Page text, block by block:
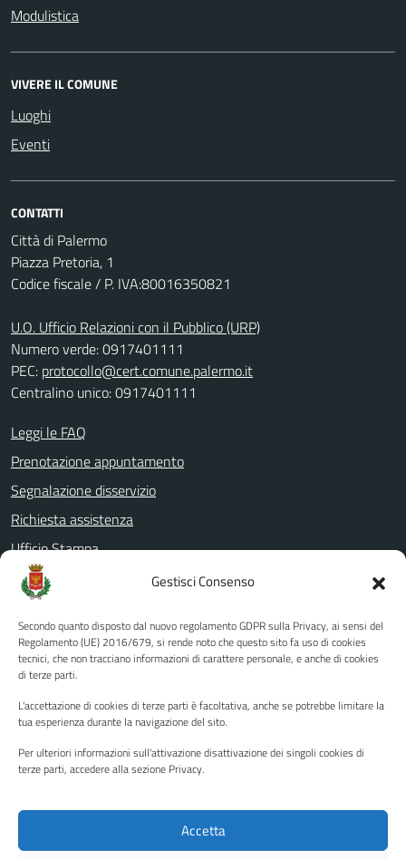
Gestisci Consenso
Secondo quanto disposto dal nuovo regolamento GDPR sulla Privacy, ai sensi del
Regolamento (UE) 2016/679, si rende noto che questo sito fa uso di cookies
tecnici, che non tracciano informazioni di carattere personale, e anche di cookies
di terze parti.
L'accettazione di cookies di terze parti è facoltativa, anche se potrebbe limitare la
tua esperienza durante la navigazione del sito.
Per ulteriori informazioni sull'attivazione disattivazione dei singoli cookies di
terze parti, accedere alla sezione Privacy.
Accetta
Modulistica
VIVERE IL COMUNE
Luoghi
Eventi
CONTATTI
Città di Palermo
Piazza Pretoria, 1
Codice fiscale / P. IVA:80016350821
U.O. Ufficio Relazioni con il Pubblico (URP)
Numero verde: 0917401111
PEC: protocollo@cert.comune.palermo.it
Centralino unico: 0917401111
Leggi le FAQ
Prenotazione appuntamento
Segnalazione disservizio
Richiesta assistenza
Ufficio Stampa
Amministrazione Trasparente
Albo pretorio
Informativa privacy
Note legali
Piano di miglioramento del sito
Instagram